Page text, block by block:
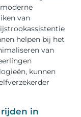
van
helpen bij het
van
kunnen
in